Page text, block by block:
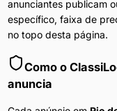
anunciantes publicam
específico, faixa de
no topo desta página.
Como o
anuncia